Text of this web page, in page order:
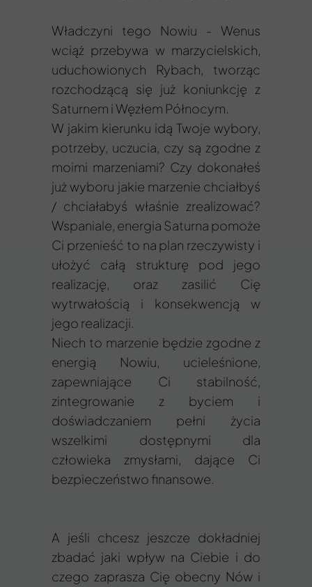
Władczyni tego Nowiu - Wenus
wciąż przebywa w marzycielskich,
uduchowionych Rybach, tworząc
rozchodzącą się już koniunkcję z
Saturnem i Węzłem Północym.
W jakim kierunku idą Twoje wybory,
potrzeby, uczucia, czy są zgodne z
moimi marzeniami? Czy dokonałeś
już wyboru jakie marzenie chciałbyś
/ chciałabyś właśnie zrealizować?
Wspaniale, energia Saturna pomoże
Ci przenieść to na plan rzeczywisty i
ułożyć całą strukturę pod jego
realizację, oraz zasilić Cię
wytrwałością i konsekwencją w
jego realizacji.
Niech to marzenie będzie zgodne z
energią Nowiu, ucieleśnione,
zapewniające Ci stabilność,
zintegrowanie z byciem i
doświadczaniem pełni życia
wszelkimi dostępnymi dla
człowieka zmysłami, dające Ci
bezpieczeństwo finansowe.
A jeśli chcesz jeszcze dokładniej
zbadać jaki wpływ na Ciebie i do
czego zaprasza Cię obecny Nów i